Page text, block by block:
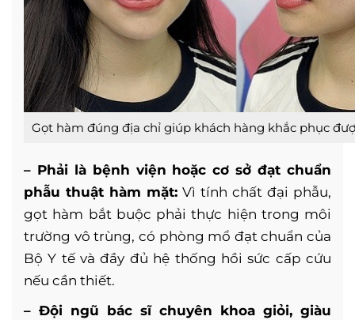
Gọt hàm đúng địa chỉ giúp khách hàng khắc phục
– Phải là bệnh viện hoặc cơ sở đạt chuẩn
phẫu thuật hàm mặt: Vì tính chất đại phẫu,
gọt hàm bắt buộc phải thực hiện trong môi
trường vô trùng, có phòng mổ đạt chuẩn của
Bộ Y tế và đầy đủ hệ thống hồi sức cấp cứu
nếu cần thiết.
– Đội ngũ bác sĩ chuyên khoa giỏi, giàu